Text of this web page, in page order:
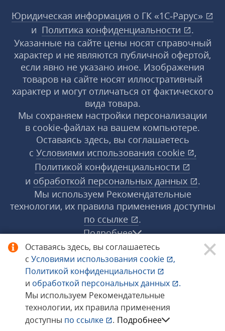
Оставаясь здесь, вы соглашаетесь
с Условиями использования cookie
,
Политикой конфиденциальности
и обработкой персональных данных
.
Мы используем Рекомендательные
технологии, их правила применения
доступны по ссылке . Подробнее
Юридическая информация о ГК «1С‑Рарус»
и Политика конфиденциальности
.
Указанные на сайте цены носят справочный
характер и не являются публичной офертой,
если явно не указано иное. Изображения
товаров на сайте носят иллюстративный
характер и могут отличаться от фактического
вида товара.
Мы сохраняем настройки персонализации
в cookie‑файлах на вашем компьютере.
Оставаясь здесь, вы соглашаетесь
с Условиями использования cookie
,
Политикой конфиденциальности
и обработкой персональных данных
.
Мы используем Рекомендательные
технологии, их правила применения доступны
по ссылке
.
Подробнее
© 1998−2026 «1С‑Рарус» ®. Все права
защищены.
Сообщить об ошибке